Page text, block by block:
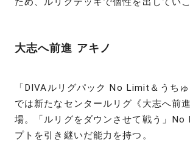
大志へ前進 アキノ
「DIVAルリグパック No Limit＆うちゅ
では新たなセンタールリグ《大志へ前
場。「ルリグをダウンさせて戦う」No
プトを引き継いだ能力を持つ。